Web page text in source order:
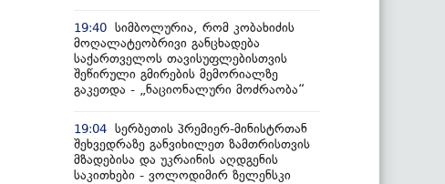
19:40 სიმბოლურია, რომ კობახიძის
მოღალატეობრივი განცხადება
საქართველოს თავისუფლებისთვის
შეწირული გმირების მემორიალზე
გაკეთდა - „ნაციონალური მოძრაობა“
19:04 სერბეთის პრემიერ-მინისტრთან
შეხვედრაზე განვიხილეთ ზამთრისთვის
მზადებისა და უკრაინის აღდგენის
საკითხები - ვოლოდიმირ ზელენსკი